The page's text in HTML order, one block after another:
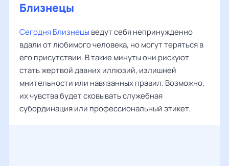
Близнецы
Сегодня Близнецы ведут себя непринужденно
вдали от любимого человека, но могут теряться в
его присутствии. В такие минуты они рискуют
стать жертвой давних иллюзий, излишней
мнительности или навязанных правил. Возможно,
их чувства будет сковывать служебная
субординация или профессиональный этикет.